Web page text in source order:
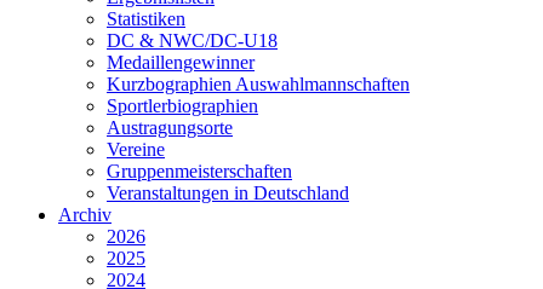
Statistiken
DC & NWC/DC-U18
Medaillengewinner
Kurzbographien Auswahlmannschaften
Sportlerbiographien
Austragungsorte
Vereine
Gruppenmeisterschaften
Veranstaltungen in Deutschland
Archiv
2026
2025
2024